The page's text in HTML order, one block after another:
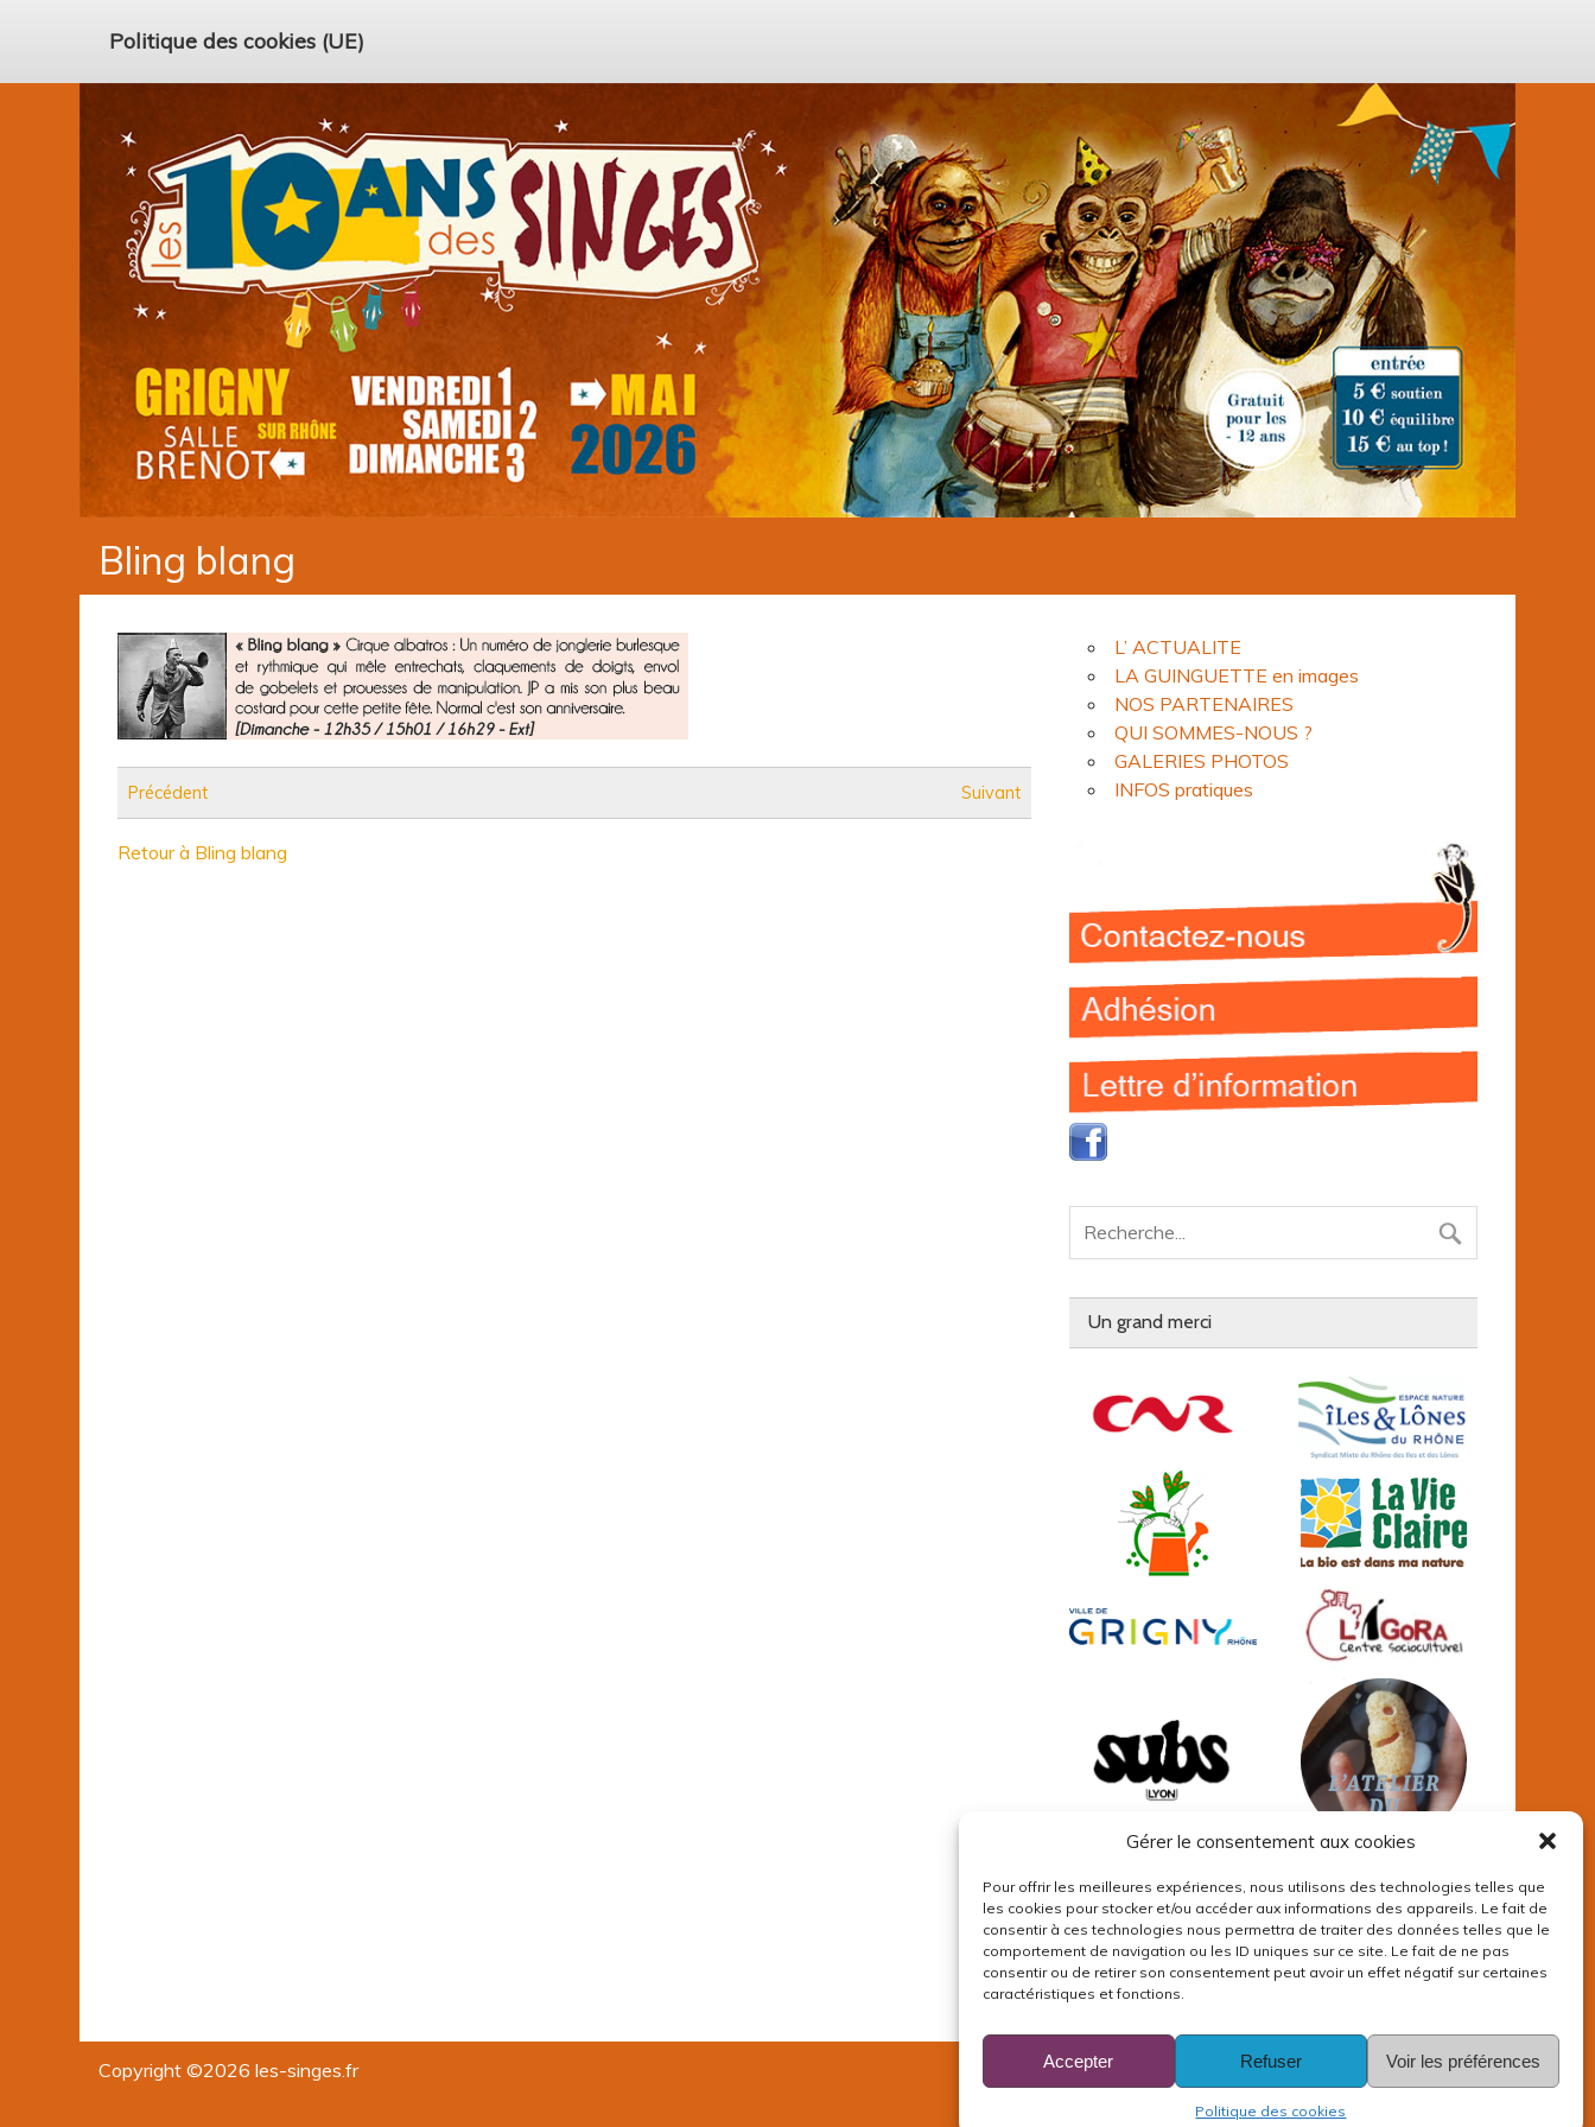
Gérer le consentement aux cookies
Pour offrir les meilleures expériences, nous utilisons des technologies telles que
les cookies pour stocker et/ou accéder aux informations des appareils. Le fait de
consentir à ces technologies nous permettra de traiter des données telles que le
comportement de navigation ou les ID uniques sur ce site. Le fait de ne pas
consentir ou de retirer son consentement peut avoir un effet négatif sur certaines
caractéristiques et fonctions.
Accepter Refuser Voir les préférences
Politique des cookies
Politique des cookies (UE)
Bling blang
Précédent Suivant
Retour à Bling blang
L’ ACTUALITE
LA GUINGUETTE en images
NOS PARTENAIRES
QUI SOMMES-NOUS ?
GALERIES PHOTOS
INFOS pratiques
Un grand merci
Copyright ©2026 les-singes.fr